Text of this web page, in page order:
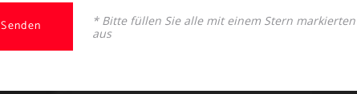
Senden
* Bitte füllen Sie alle mit einem Stern
aus